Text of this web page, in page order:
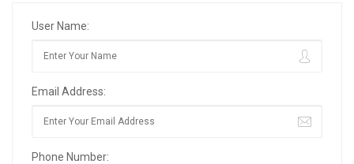
User Name:
Email Address:
Phone Number: